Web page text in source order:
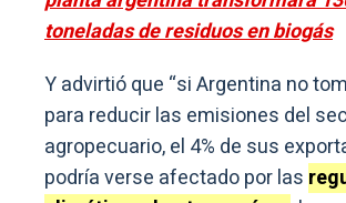
toneladas de residuos en biogás
Y advirtió que “si Argentina no
para reducir las emisiones del
agropecuario, el 4% de sus
podría verse afectado por las